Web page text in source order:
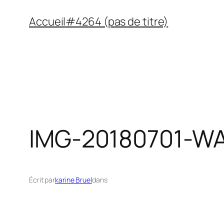
Accueil#4264 (pas de titre)
IMG-20180701-
Écrit parkarine Brueldans